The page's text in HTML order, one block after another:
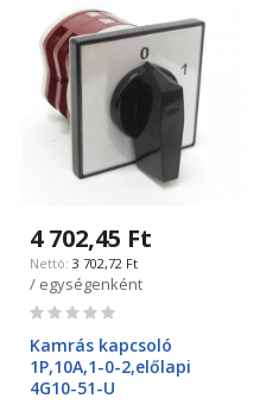
4 702,45 Ft
3 702,72 Ft
/ egységenként
Rating:
Kamrás kapcsoló
1P,10A,1-0-2,előlapi
4G10-51-U